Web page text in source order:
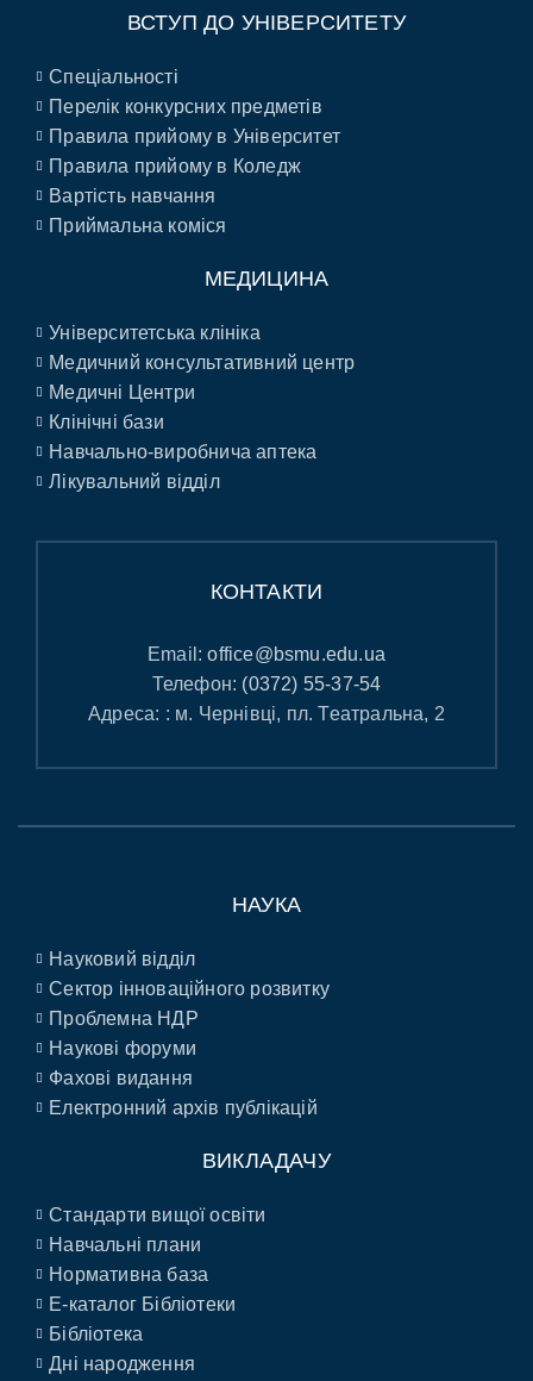
ВСТУП ДО УНІВЕРСИТЕТУ
Спеціальності
Перелік конкурсних предметів
Правила прийому в Університет
Правила прийому в Коледж
Вартість навчання
Приймальна коміся
МЕДИЦИНА
Університетська клініка
Медичний консультативний центр
Медичні Центри
Клінічні бази
Навчально-виробнича аптека
Лікувальний відділ
КОНТАКТИ
Email:office@bsmu.edu.ua
Телефон: (0372) 55-37-54
Адреса: : м. Чернівці, пл. Театральна, 2
НАУКА
Науковий відділ
Сектор інноваційного розвитку
Проблемна НДР
Наукові форуми
Фахові видання
Електронний архів публікацій
ВИКЛАДАЧУ
Стандарти вищої освіти
Навчальні плани
Нормативна база
E-каталог Бібліотеки
Бібліотека
Дні народження